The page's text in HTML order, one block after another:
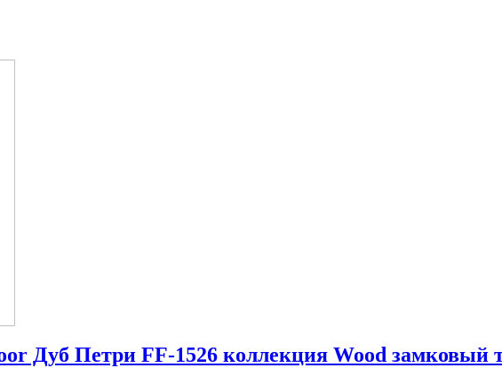
Дуб Петри FF-1526 коллекция Wood замковый